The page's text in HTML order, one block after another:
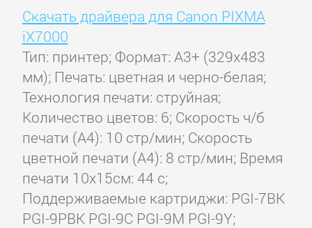
Скачать драйвера для Canon PIXMA
iX7000
Тип: принтер; Формат: A3+ (329x483
мм); Печать: цветная и черно-белая;
Технология печати: струйная;
Количество цветов: 6; Скорость ч/б
печати (А4): 10 стр/мин; Скорость
цветной печати (А4): 8 стр/мин; Время
печати 10x15см: 44 с;
Поддерживаемые картриджи: PGI-7BK
PGI-9PBK PGI-9C PGI-9M PGI-9Y;